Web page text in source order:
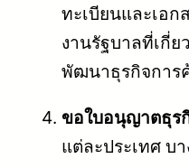
ทะเบียนและเอก
งานรัฐบาลที่เกี่
พัฒนาธุรกิจการ
ขอใบอนุญาตธุร
แต่ละประเทศ บ